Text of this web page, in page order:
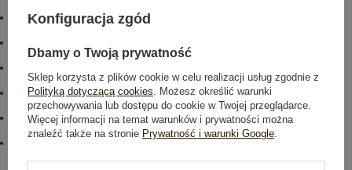
#rękaw:
krótki rękaw
serek / dekolt V
guziki
#skład materiału :
89% bawełna,10% poliester,1% inne włókna
#sposób prania :
pranie w pralce w 30°C
Konfiguracja zgód
Dbamy o Twoją prywatność
Sklep korzysta z plików cookie w celu realizacji usług zgodnie z
Polityką dotyczącą cookies. Możesz określić warunki
przechowywania lub dostępu do cookie w Twojej przeglądarce.
Więcej informacji na temat warunków i prywatności można
znaleźć także na stronie Prywatność i warunki Google.